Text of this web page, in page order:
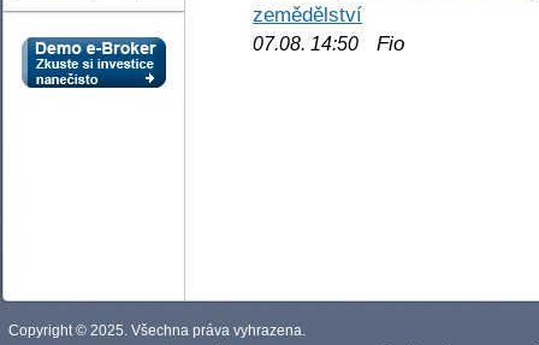
zemědělství
07.08. 14:50 Fio
Copyright © 2025. Všechna práva vyhrazena.